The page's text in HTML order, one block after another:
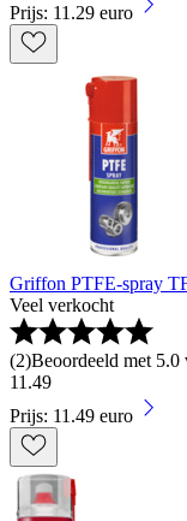
Prijs: 11.29 euro
Griffon PTFE-spray
Veel verkocht
(2)Beoordeeld met 5.0
11 .49
Prijs: 11.49 euro